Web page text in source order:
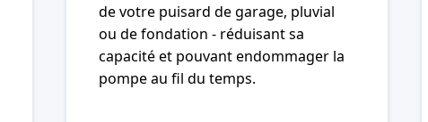
de votre puisard de garage, pluvial
ou de fondation - réduisant sa
capacité et pouvant endommager la
pompe au fil du temps.